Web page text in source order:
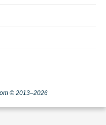
© 2013–2026